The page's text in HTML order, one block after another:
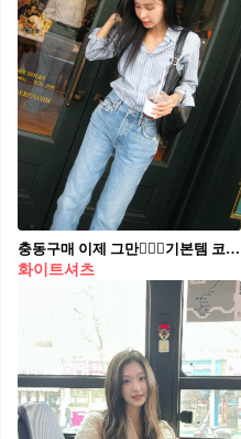
충동구매 이제 그만🙅🏻‍♀️기본템 코디 옷을 고르기 어려워지거나 코디가 귀찮아질 때, 충동구매로 이어진 적 있으신가요? 기본 아이템만으로도 다양한 스타일을 연출할 수 있는 스타일링 팁을 소개해드릴게요.✨ 1. 셔츠 셔츠 중에서도 화이트 셔츠와 스트라이프 셔츠는 기본 중의 기본 아이템입니다. 가장 잘 어울리는 코디템으로는 청바지를 추천드려요. 호불호 없이 누구나 편하게 입을 수 있으며, 같은 톤의 블루 스트라이프 셔츠와 매치하면 세련된 톤온톤 룩을 완성할 수 있습니다. 2. 브이넥 니트 레이어드 룩이 유행하는 요즘, 브이넥 니트는 예전과는 다르게 다양한 스타일로 코디할 수 있다는 사실! 지금처럼 추운 날씨에는 긴 베이직 티셔츠를 이너로 입고, 날씨가 따뜻해지면 슬리브리스를 매치하여 브이넥 니트와 함께 레이어드 룩으로 연출할 수 있습니다. 3. 화이트 롱스커트 화이트 롱스커트는 컬러와 기장감만으로도 꾸안꾸 코디에 제격입니다. 유행하는 모카무스 컬러의 아우터나 신발과 매치하면 부드러우면서도 세련된 룩을 완성할 수 있습니다.
화이트셔츠